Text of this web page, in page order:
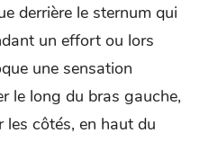
derrière le sternum qui
un effort ou lors
une sensation
le long du bras gauche,
les côtés, en haut du